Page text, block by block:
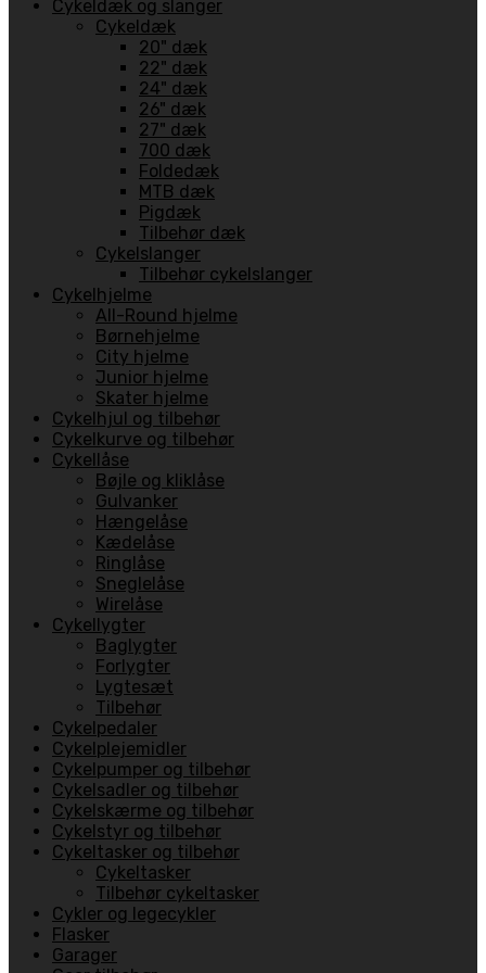
Cykeldæk og slanger
Cykeldæk
20" dæk
22" dæk
24" dæk
26" dæk
27" dæk
700 dæk
Foldedæk
MTB dæk
Pigdæk
Tilbehør dæk
Cykelslanger
Tilbehør cykelslanger
Cykelhjelme
All-Round hjelme
Børnehjelme
City hjelme
Junior hjelme
Skater hjelme
Cykelhjul og tilbehør
Cykelkurve og tilbehør
Cykellåse
Bøjle og kliklåse
Gulvanker
Hængelåse
Kædelåse
Ringlåse
Sneglelåse
Wirelåse
Cykellygter
Baglygter
Forlygter
Lygtesæt
Tilbehør
Cykelpedaler
Cykelplejemidler
Cykelpumper og tilbehør
Cykelsadler og tilbehør
Cykelskærme og tilbehør
Cykelstyr og tilbehør
Cykeltasker og tilbehør
Cykeltasker
Tilbehør cykeltasker
Cykler og legecykler
Flasker
Garager